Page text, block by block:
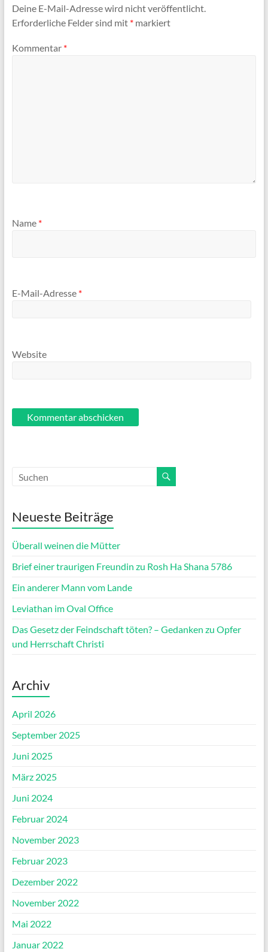
Deine E-Mail-Adresse wird nicht veröffentlicht.
Erforderliche Felder sind mit *markiert
Kommentar *
Name *
E-Mail-Adresse *
Website
Neueste Beiträge
Überall weinen die Mütter
Brief einer traurigen Freundin zu Rosh Ha Shana 5786
Ein anderer Mann vom Lande
Leviathan im Oval Office
Das Gesetz der Feindschaft töten? – Gedanken zu Opfer
und Herrschaft Christi
Archiv
April 2026
September 2025
Juni 2025
März 2025
Juni 2024
Februar 2024
November 2023
Februar 2023
Dezember 2022
November 2022
Mai 2022
Januar 2022